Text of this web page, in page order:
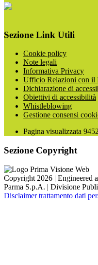
Sezione Link Utili
Cookie policy
Note legali
Informativa Privacy
Ufficio Relazioni con il
Dichiarazione di
Obiettivi di accessibilità
Whistleblowing
Gestione consensi
Pagina visualizzata
Sezione Copyright
Copyright 2026 | Engineered
Parma S.p.A. | Divisione
Disclaimer trattamento dati